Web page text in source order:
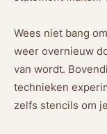
Wees niet bang
weer overnieuw
van wordt.
technieken
zelfs stencils om